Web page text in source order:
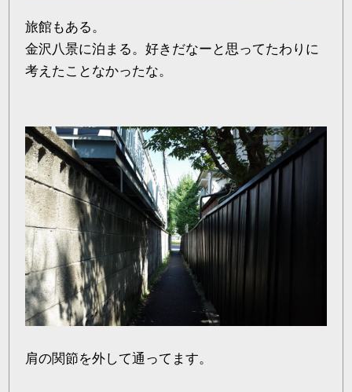
旅館もある。
金沢八景に泊まる。好きだなーと思ってたわりに
考えたことなかったな。
肩の関節を外して通ってます。